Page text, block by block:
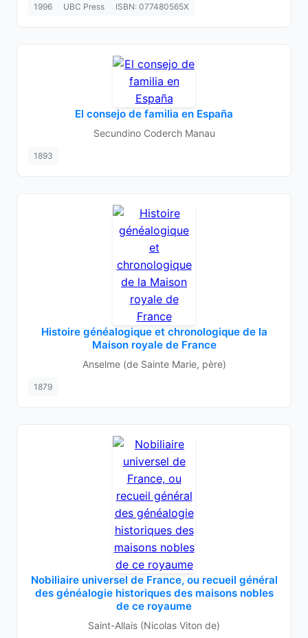
1996 UBC Press ISBN: 077480565X
El consejo de familia en España
Secundino Coderch Manau
1893
Histoire généalogique et chronologique de la
Maison royale de France
Anselme (de Sainte Marie, père)
1879
Nobiliaire universel de France, ou recueil général
des généalogie historiques des maisons nobles
de ce royaume
Saint-Allais (Nicolas Viton de)